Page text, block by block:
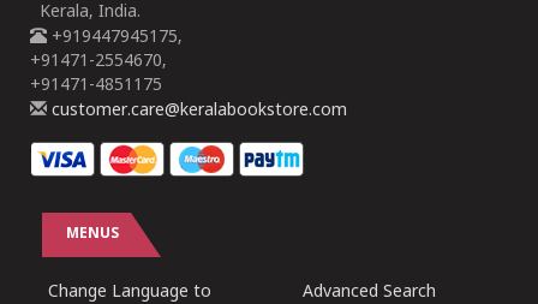
Kerala, India.
+919447945175,
+91471-2554670,
+91471-4851175
customer.care@keralabookstore.com
MENUS
Change Language to
Advanced Search